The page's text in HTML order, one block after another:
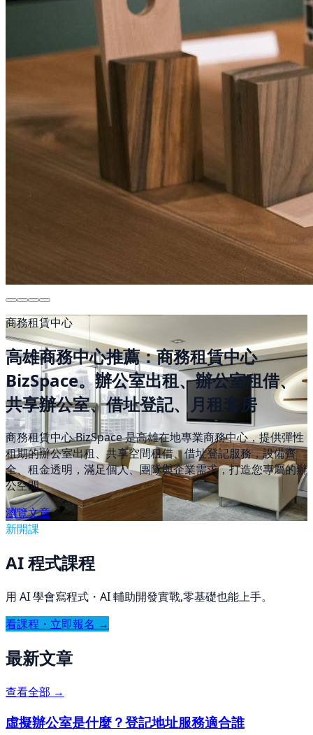
商務租賃中心
高雄商務中心推薦：商務租賃中心
BizSpace。辦公室出租、辦公室租借、
共享辦公室、借址登記、月租套房
商務租賃中心 BizSpace 是高雄在地專業商務中心，提供彈性
租期的辦公室出租、共享空間租借、借址登記服務，設備齊
全、租金透明，滿足個人、團隊與企業需求，打造您專屬的辦
公空間。
瀏覽文章
新開課
AI 程式課程
用 AI 學會寫程式・AI 輔助開發實戰,零基礎也能上手。
看課程・立即報名 →
最新文章
查看全部 →
虛擬辦公室是什麼？登記地址服務適合誰